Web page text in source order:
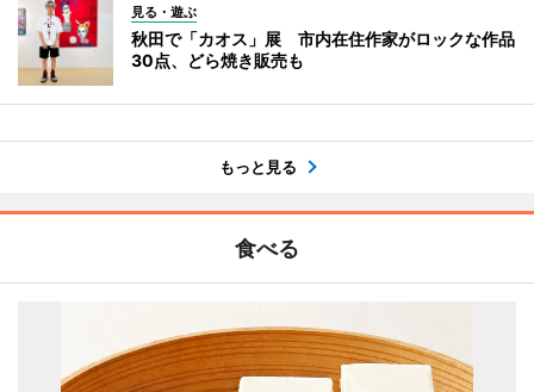
見る・遊ぶ
秋田で「カオス」展 市内在住作家がロックな作品
30点、どら焼き販売も
もっと見る
食べる